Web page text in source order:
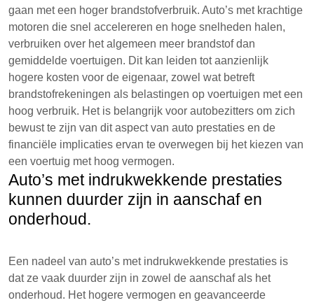
gaan met een hoger brandstofverbruik. Auto’s met krachtige
motoren die snel accelereren en hoge snelheden halen,
verbruiken over het algemeen meer brandstof dan
gemiddelde voertuigen. Dit kan leiden tot aanzienlijk
hogere kosten voor de eigenaar, zowel wat betreft
brandstofrekeningen als belastingen op voertuigen met een
hoog verbruik. Het is belangrijk voor autobezitters om zich
bewust te zijn van dit aspect van auto prestaties en de
financiële implicaties ervan te overwegen bij het kiezen van
een voertuig met hoog vermogen.
Auto’s met indrukwekkende prestaties
kunnen duurder zijn in aanschaf en
onderhoud.
Een nadeel van auto’s met indrukwekkende prestaties is
dat ze vaak duurder zijn in zowel de aanschaf als het
onderhoud. Het hogere vermogen en geavanceerde